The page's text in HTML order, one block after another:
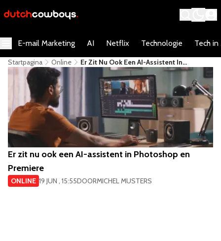
E-mail Marketing AI Netflix Technologie Tech in
Startpagina Online
Er Zit Nu Ook Een AI-Assistent In
Photoshop En Premiere
Er zit nu ook een AI-assistent in Photoshop en
Premiere
ONLINE 19 JUN , 15:55DOORMICHEL MUSTERS